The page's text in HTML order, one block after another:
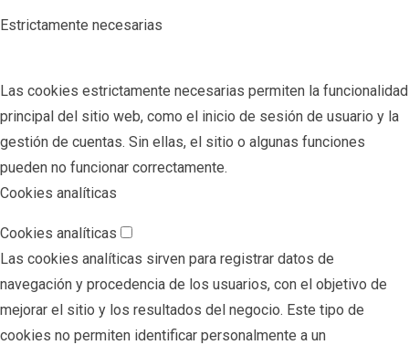
Estrictamente necesarias
Las cookies estrictamente necesarias permiten la funcionalidad
principal del sitio web, como el inicio de sesión de usuario y la
gestión de cuentas. Sin ellas, el sitio o algunas funciones
pueden no funcionar correctamente.
Cookies analíticas
Cookies analíticas
Las cookies analíticas sirven para registrar datos de
navegación y procedencia de los usuarios, con el objetivo de
mejorar el sitio y los resultados del negocio. Este tipo de
cookies no permiten identificar personalmente a un